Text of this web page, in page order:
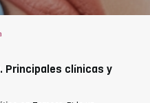
Principales clínicas y